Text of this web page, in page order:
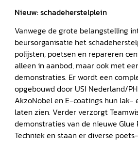
Nieuw: schadeherstelplein
Vanwege de grote belangstelling
beursorganisatie het
polijsten, poetsen en repareren
alleen in aanbod, maar ook met
demonstraties. Er wordt een
opgebouwd door USI Nederland/
AkzoNobel en E-coatings hun lak-
laten zien. Verder verzorgt
demonstraties van de nieuwe Glue
Techniek en staan er diverse